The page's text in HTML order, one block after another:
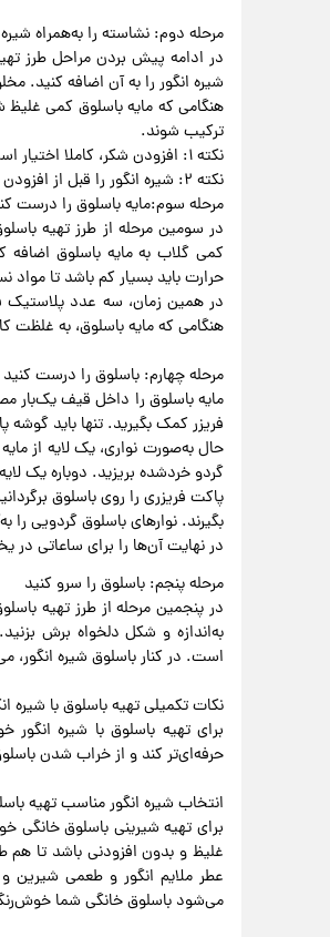
مرحله دوم: نشاسته را به‌همراه
در ادامه پیش بردن مراحل طرز
شیره انگور را به آن اضافه کنید.
هنگامی که مایه باسلوق کمی غلیظ
ترکیب شوند.
نکته ۱: افزودن شکر، کاملا اختیار است.
نکته ۲: شیره انگور را قبل از افزودن می‌توانید کمی حرارت دهید تا روان‌تر شود.
مرحله سوم:مایه باسلوق را درست
در سومین مرحله از طرز تهیه
کمی گلاب به مایه باسلوق
حرارت باید بسیار کم باشد تا مواد
در همین زمان، سه عدد پلاستیک
هنگامی که مایه باسلوق، به غلظت
مرحله چهارم: باسلوق را درست کنید
مایه باسلوق را داخل قیف یک‌بار
فریزر کمک بگیرید. تنها باید
حال به‌صورت نواری، یک لایه از
گردو خرد‌شده بریزید. دوباره یک
پاکت فریزری را روی باسلوق
بگیرند. نوارهای باسلوق گردویی
در نهایت آن‌ها را برای ساعاتی در
مرحله پنجم: باسلوق را سرو کنید
در پنجمین مرحله از طرز تهیه
به‌اندازه و شکل دلخواه برش
است. در کنار باسلوق شیره انگور،
نکات تکمیلی تهیه باسلوق با شیره
برای تهیه باسلوق با شیره
حرفه‌ای‌تر کند و از خراب شدن
انتخاب شیره انگور مناسب تهیه
برای تهیه شیرینی باسلوق خانگی
غلیظ و بدون افزودنی باشد تا هم
عطر ملایم انگور و طعمی شیرین
می‌شود باسلوق خانگی شما